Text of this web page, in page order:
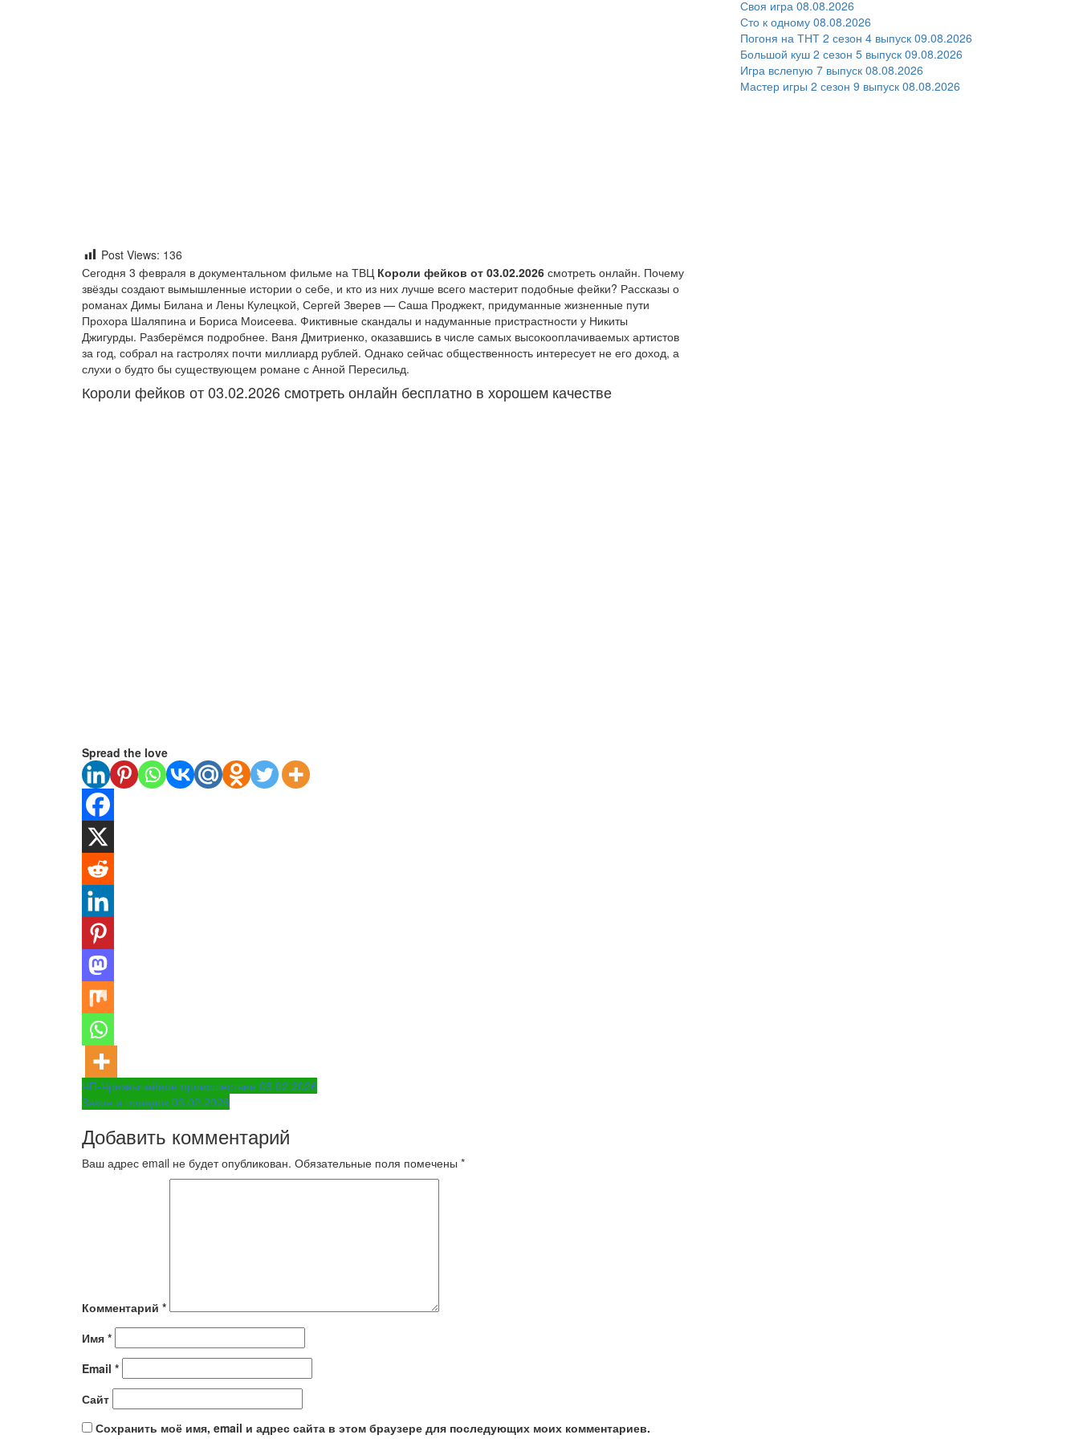
Post Views: 136
Сегодня 3 февраля в документальном фильме на ТВЦ Короли фейков от 03.02.2026 смотреть онлайн. Почему
звёзды создают вымышленные истории о себе, и кто из них лучше всего мастерит подобные фейки? Рассказы о
романах Димы Билана и Лены Кулецкой, Сергей Зверев — Саша Проджект, придуманные жизненные пути
Прохора Шаляпина и Бориса Моисеева. Фиктивные скандалы и надуманные пристрастности у Никиты
Джигурды. Разберёмся подробнее. Ваня Дмитриенко, оказавшись в числе самых высокооплачиваемых артистов
за год, собрал на гастролях почти миллиард рублей. Однако сейчас общественность интересует не его доход, а
слухи о будто бы существующем романе с Анной Пересильд.
Короли фейков от 03.02.2026 смотреть онлайн бесплатно в хорошем качестве
Spread the love
Навигация
по
записям
ЧП-Чрезвычайное происшествие 03.02.2026
Закон и порядок 03.02.2026
Добавить комментарий
Ваш адрес email не будет опубликован. Обязательные поля помечены *
Комментарий *
Имя *
Email *
Сайт
Сохранить моё имя, email и адрес сайта в этом браузере для последующих моих комментариев.
Своя игра 08.08.2026
Сто к одному 08.08.2026
Погоня на ТНТ 2 сезон 4 выпуск 09.08.2026
Большой куш 2 сезон 5 выпуск 09.08.2026
Игра вслепую 7 выпуск 08.08.2026
Мастер игры 2 сезон 9 выпуск 08.08.2026